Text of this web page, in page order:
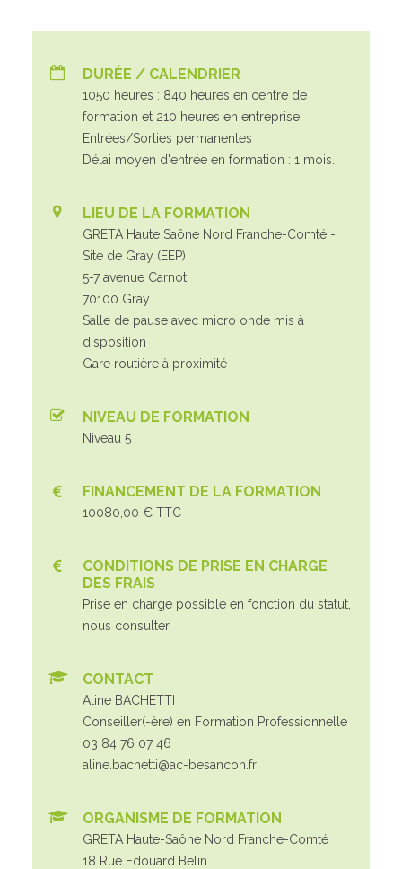
DURÉE / CALENDRIER
1050 heures : 840 heures en centre de
formation et 210 heures en entreprise.
Entrées/Sorties permanentes
Délai moyen d'entrée en formation : 1 mois.
LIEU DE LA FORMATION
GRETA Haute Saône Nord Franche-Comté -
Site de Gray (EEP)
5-7 avenue Carnot
70100 Gray
Salle de pause avec micro onde mis à
disposition
Gare routière à proximité
NIVEAU DE FORMATION
Niveau 5
FINANCEMENT DE LA FORMATION
10080,00 € TTC
CONDITIONS DE PRISE EN CHARGE
DES FRAIS
Prise en charge possible en fonction du statut,
nous consulter.
CONTACT
Aline BACHETTI
Conseiller(-ère) en Formation Professionnelle
03 84 76 07 46
aline.bachetti@ac-besancon.fr
ORGANISME DE FORMATION
GRETA Haute-Saône Nord Franche-Comté
18 Rue Edouard Belin